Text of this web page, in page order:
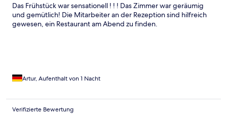
Das Frühstück war sensationell ! ! ! Das Zimmer war geräumig
und gemütlich! Die Mitarbeiter an der Rezeption sind hilfreich
gewesen, ein Restaurant am Abend zu finden.
Artur, Aufenthalt von 1 Nacht
Verifizierte Bewertung